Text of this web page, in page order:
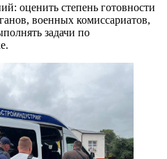
оценить степень готовности
военных комиссариатов,
задачи по